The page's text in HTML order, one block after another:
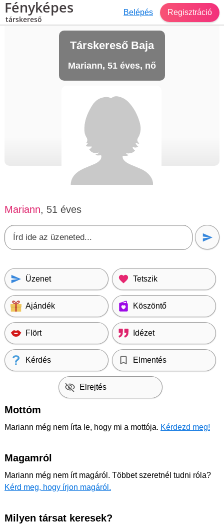
Fényképes
társkereső
Belépés Regisztráció
Társkereső Baja
Mariann, 51 éves, nő
Mariann, 51 éves
Üzenet Tetszik
Ajándék Köszöntő
Flört Idézet
Kérdés Elmentés
Elrejtés
Mottóm
Mariann még nem írta le, hogy mi a mottója. Kérdezd meg!
Magamról
Mariann még nem írt magáról. Többet szeretnél tudni róla?
Kérd meg, hogy írjon magáról.
Milyen társat keresek?